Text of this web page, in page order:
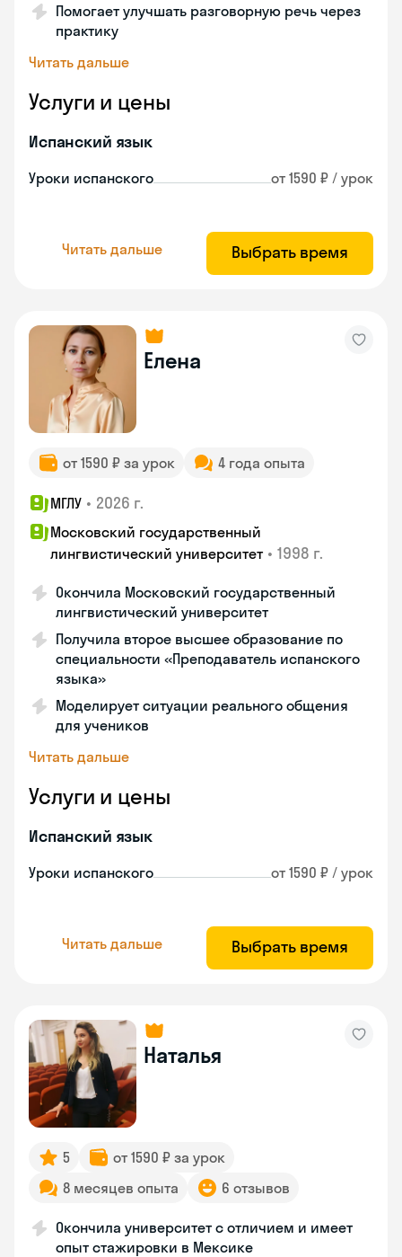
Помогает улучшать разговорную речь через
практику
Читать дальше
Услуги и цены
Испанский язык
Уроки испанского от 1590 ₽ / урок
Читать дальше Выбрать время
Елена
от 1590 ₽ за урок 4 года опыта
МГЛУ • 2026 г.
Московский государственный
лингвистический университет • 1998 г.
Окончила Московский государственный
лингвистический университет
Получила второе высшее образование по
специальности «Преподаватель испанского
языка»
Моделирует ситуации реального общения
для учеников
Читать дальше
Услуги и цены
Испанский язык
Уроки испанского от 1590 ₽ / урок
Читать дальше Выбрать время
Наталья
5
от 1590 ₽ за урок
8 месяцев опыта
6 отзывов
Окончила университет с отличием и имеет
опыт стажировки в Мексике